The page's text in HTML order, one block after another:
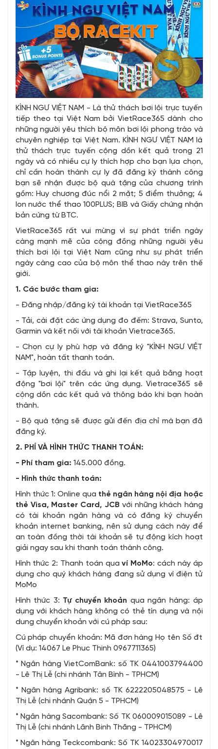
KÌNH NGƯ VIỆT NAM - Là thử thách bơi lội trực tuyến
tiếp theo tại Việt Nam bởi VietRace365 dành cho
những người yêu thích bộ môn bơi lội phong trào và
chuyên nghiệp tại Việt Nam. KÌNH NGƯ VIỆT NAM là
thử thách trực tuyến cộng dồn kết quả trong 21
ngày và có nhiều cự ly thích hợp cho bạn lựa chọn,
chỉ cần hoàn thành cự ly đã đăng ký thành công
bạn sẽ nhận được bộ quà tặng của chương trình
gồm: Huy chương đúc nổi 2 mặt; 5 điểm thưởng; 4
lon nước thể thao 100PLUS; BIB và Giấy chứng nhận
bản cứng từ BTC.
VietRace365 rất vui mừng vì sự phát triển ngày
càng mạnh mẽ của cộng đồng những người yêu
thích bơi lội tại Việt Nam cũng như sự phát triển
ngày càng cao của bộ môn thể thao này trên thế
giới.
1. Các bước tham gia:
- Đăng nhập/đăng ký tài khoản tại VietRace365
- Tải, cài đặt các ứng dụng đo đếm: Strava, Sunto,
Garmin và kết nối với tài khoản Vietrace365.
- Chọn cự ly phù hợp và đăng ký "KÌNH NGƯ VIỆT
NAM", hoàn tất thanh toán.
- Tập luyện, thi đấu và ghi lại kết quả bằng hoạt
động "bơi lội" trên các ứng dụng. Vietrace365 sẽ
cộng dồn các kết quả và thông báo khi bạn hoàn
thành.
- Bộ quà tặng sẽ được gửi đến địa chỉ mà bạn đã
đăng ký.
2. PHÍ VÀ HÌNH THỨC THANH TOÁN:
- Phí tham gia: 145.000 đồng.
- Hình thức thanh toán:
Hình thức 1: Online qua thẻ ngân hàng nội địa hoặc
thẻ Visa, Master Card, JCB với những khách hàng
có tài khoản ngân hàng và có đăng ký chuyển
khoản internet banking, nên sử dụng cách này để
an toàn đồng thời tài khoản sẽ tự động kích hoạt
giải ngay sau khi thanh toán thành công.
Hình thức 2: Thanh toán quaví MoMo: cách này áp
dụng cho quý khách hàng đang sử dụng ví điện tử
MoMo
Hình thức 3: Tự chuyển khoản qua ngân hàng: áp
dụng với khách hàng không có thẻ tín dụng và nội
dung chuyển khoản với cú pháp sau:
Cú pháp chuyển khoản: Mã đơn hàng Họ tên Số đt
(Ví dụ: 14067 Le Phuc Thinh 0967711365)
* Ngân hàng VietComBank: số TK 0441003794400
- Lê Thị Lễ (chi nhánh Tân Bình - TPHCM)
* Ngân hàng Agribank: số TK 6222205048575 - Lê
Thị Lễ (chi nhánh Quận 5 - TPHCM)
* Ngân hàng Sacombank: Số TK 060009015089 - Lê
Thị Lễ (chi nhánh Lãnh Binh Thăng - TPHCM)
* Ngân hàng Teckcombank: Số TK 14023304970017